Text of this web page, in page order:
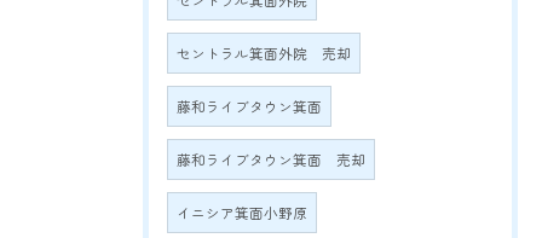
セントラル箕面外院 売却
藤和ライブタウン箕面
藤和ライブタウン箕面 売却
イニシア箕面小野原